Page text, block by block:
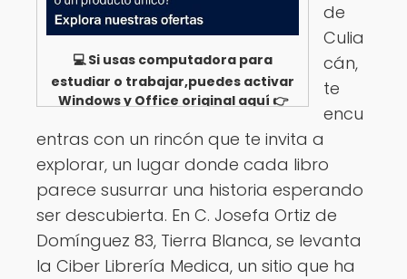
💻 Si usas computadora para
estudiar o trabajar,puedes activar
Windows y Office original aquí 👉
de
Culia
cán,
te
encu
entras con un rincón que te invita a
explorar, un lugar donde cada libro
parece susurrar una historia esperando
ser descubierta. En C. Josefa Ortiz de
Domínguez 83, Tierra Blanca, se levanta
la Ciber Librería Medica, un sitio que ha